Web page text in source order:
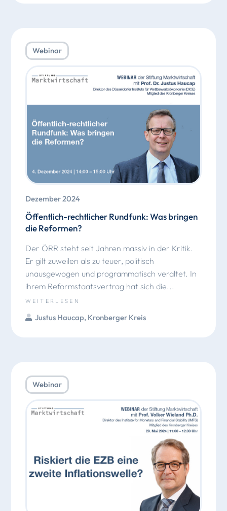
Webinar
Dezember 2024
Öffentlich-rechtlicher Rundfunk: Was bringen
die Reformen?
Der ÖRR steht seit Jahren massiv in der Kritik.
Er gilt zuweilen als zu teuer, politisch
unausgewogen und programmatisch veraltet. In
ihrem Reformstaatsvertrag hat sich die...
WEITERLESEN
Justus Haucap, Kronberger Kreis
Webinar